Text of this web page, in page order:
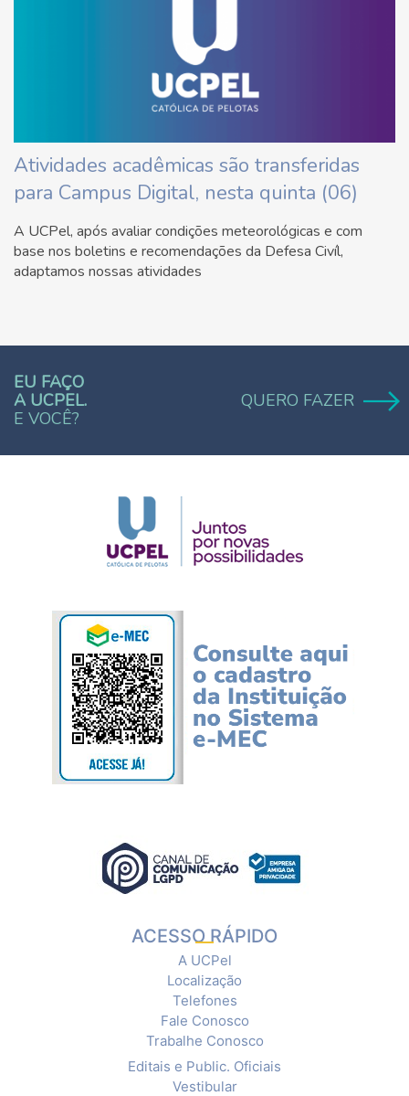
Atividades acadêmicas são transferidas
para Campus Digital, nesta quinta (06)
A UCPel, após avaliar condições meteorológicas e com
base nos boletins e recomendações da Defesa Civíl,
adaptamos nossas atividades
EU FAÇO
A UCPEL.
E VOCÊ?
QUERO FAZER
ACESSO RÁPIDO
A UCPel
Localização
Telefones
Fale Conosco
Trabalhe Conosco
Editais e Public. Oficiais
Vestibular